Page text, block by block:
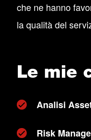
che ne hanno
la qualità del
Le mie
Analisi
Risk